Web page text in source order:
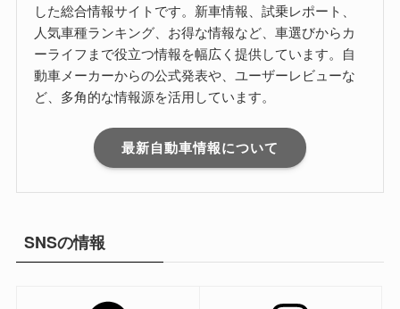
した総合情報サイトです。新車情報、試乗レポート、
人気車種ランキング、お得な情報など、車選びからカ
ーライフまで役立つ情報を幅広く提供しています。自
動車メーカーからの公式発表や、ユーザーレビューな
ど、多角的な情報源を活用しています。
最新自動車情報について
SNSの情報